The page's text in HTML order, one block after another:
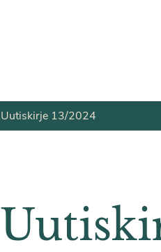
Uutiskirje 13/2024